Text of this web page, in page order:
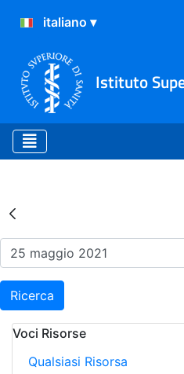
Istituto
Risultati
Ricerca
Voci Risorse
Qualsiasi Risorsa